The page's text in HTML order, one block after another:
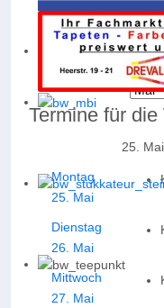
Termine für die
25.
Montag
25. Mai
Dienstag
26. Mai
Mittwoch
27. Mai